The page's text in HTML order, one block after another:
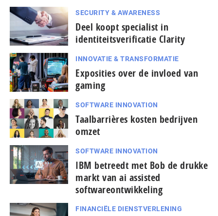
SECURITY & AWARENESS
Deel koopt specialist in
identiteitsverificatie Clarity
INNOVATIE & TRANSFORMATIE
Exposities over de invloed van
gaming
SOFTWARE INNOVATION
Taal­bar­ri­è­res kosten bedrijven
omzet
SOFTWARE INNOVATION
IBM betreedt met Bob de drukke
markt van ai assisted
softwareontwikkeling
FINANCIËLE DIENSTVERLENING